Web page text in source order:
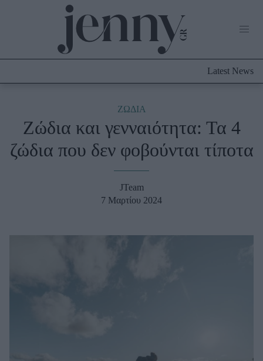
Culture
Fashion
Shopping
Latest News
ΖΩΔΙΑ
Ζώδια και γενναιότητα: Τα 4
ζώδια που δεν φοβούνται τίποτα
JTeam
7 Μαρτίου 2024